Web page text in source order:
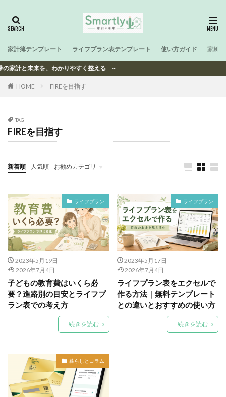
家計簿テンプレート ライフプラン表テンプレート 使い方ガイド 家計
計と未来を、わかりやすく整える ~
HOME FIREを目指す
TAG
FIREを目指す
新着順 人気順 お勧めカテゴリ
-
ライフプラン
2023年5月19日
2026年7月4日
子どもの教育費はいくら必
要？進路別の目安とライフプ
ラン表での考え方
続きを読む
ライフプラン
2023年5月17日
2026年7月4日
ライフプラン表をエクセルで
作る方法｜無料テンプレート
との違いとおすすめの使い方
続きを読む
暮らしとコラム